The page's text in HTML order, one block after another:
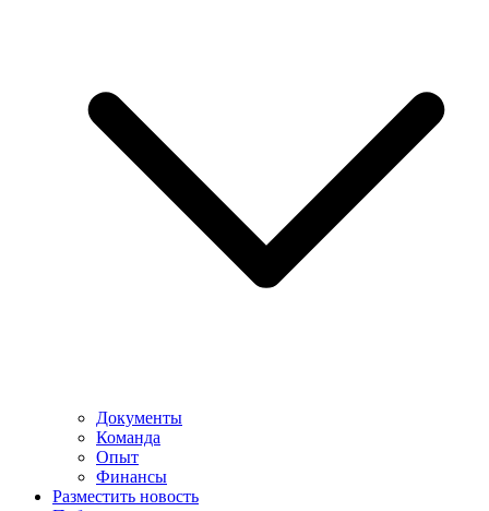
Документы
Команда
Опыт
Финансы
Разместить новость